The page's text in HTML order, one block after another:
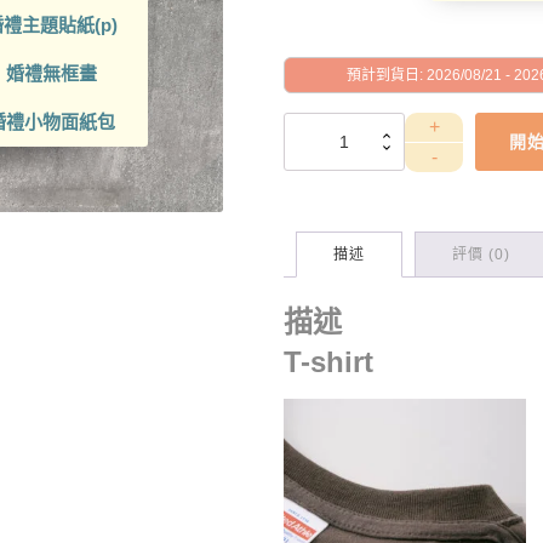
禮主題貼紙(p)
婚禮無框畫
禮小物面紙包
預計到貨日: 2026/08/21 -
PETGD10006
開
描述 評價 (0)
描述
T-shirt